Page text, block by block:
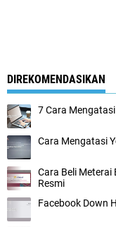
DIREKOMENDASIKAN
7 Cara
Cara Mengatasi
Cara Beli Meterai
Resmi
Facebook Down